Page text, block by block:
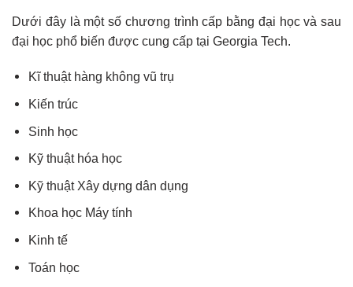
Dưới đây là một số chương trình cấp bằng đại học và sau
đại học phổ biến được cung cấp tại Georgia Tech.
Kĩ thuật hàng không vũ trụ
Kiến trúc
Sinh học
Kỹ thuật hóa học
Kỹ thuật Xây dựng dân dụng
Khoa học Máy tính
Kinh tế
Toán học